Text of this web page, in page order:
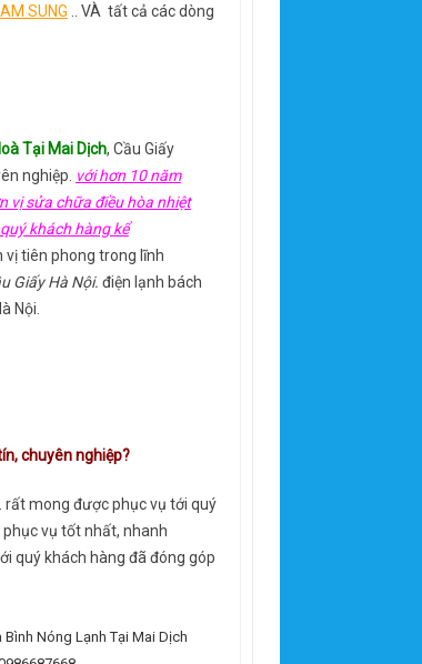
SUNG .. VÀ tất cả các dòng
Tại Mai Dịch, Cầu Giấy
nghiệp. với hơn 10 năm
vị sửa chữa điều hòa nhiệt
khách hàng kể
vị tiên phong trong lĩnh
Giấy Hà Nội. điện lạnh bách
Nội.
chuyên nghiệp?
rất mong được phục vụ tới quý
vụ tốt nhất, nhanh
quý khách hàng đã đóng góp
Bình Nóng Lạnh Tại Mai Dịch